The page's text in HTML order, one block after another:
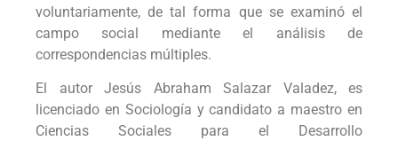
voluntariamente, de tal forma que se examinó el
campo social mediante el análisis de
correspondencias múltiples.
El autor Jesús Abraham Salazar Valadez, es
licenciado en Sociología y candidato a maestro en
Ciencias Sociales para el Desarrollo